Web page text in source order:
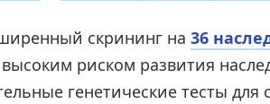
скрининг на 36
риском развития
генетические тесты для